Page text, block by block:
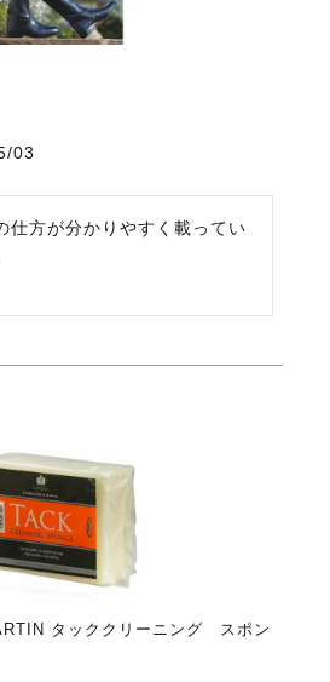
03
仕方が分かりやすく載ってい
タッククリーニング スポン